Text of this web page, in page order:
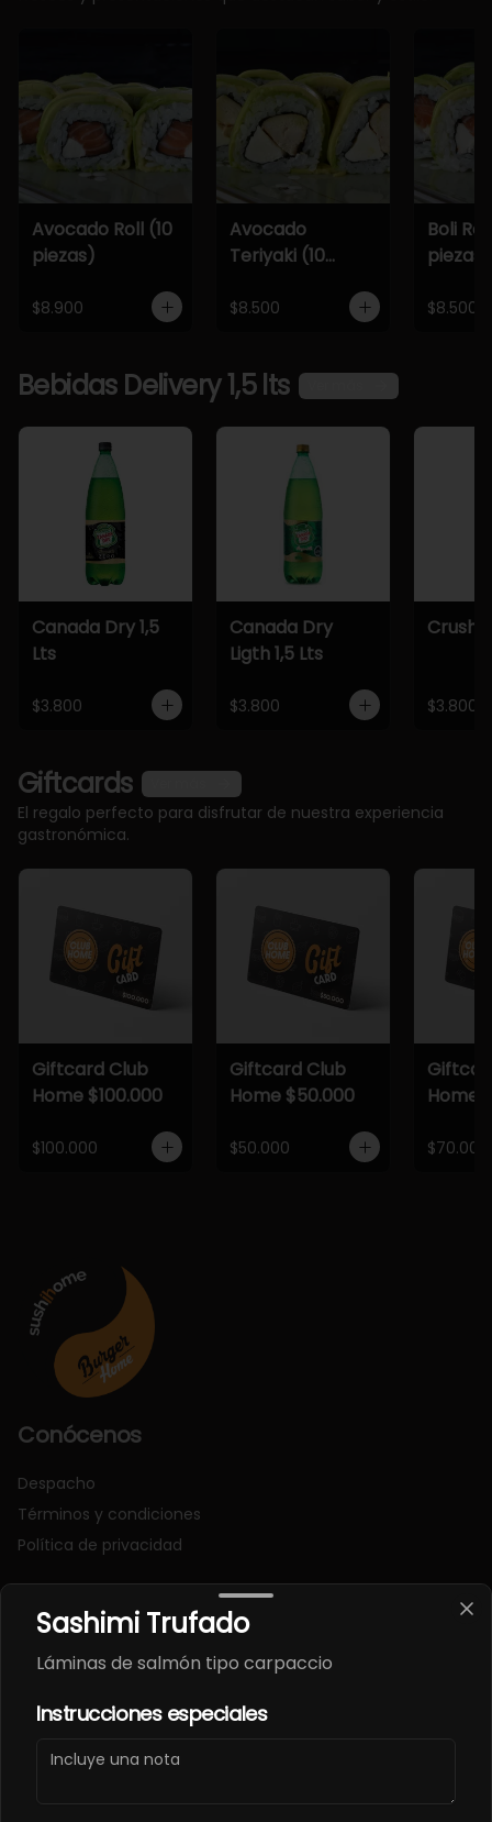
Avocado Roll (10
piezas)
$8.900
Avocado
Teriyaki (10
$8.500
Boli
piezas)
$8.500
Bebidas Delivery 1,5 lts
Canada Dry 1,5
Lts
$3.800
Canada Dry
Ligth 1,5 Lts
$3.800
Crush
$3.800
Giftcards
El regalo perfecto para disfrutar de nuestra experiencia
gastronómica.
Giftcard Club
Home $100.000
$100.000
Giftcard Club
Home $50.000
$50.000
Home
$70.000
Conócenos
Despacho
Términos y condiciones
Política de privacidad
Redes sociales
Facebook
Mi cuenta
Sashimi Trufado
Láminas de salmón tipo carpaccio
Instrucciones especiales